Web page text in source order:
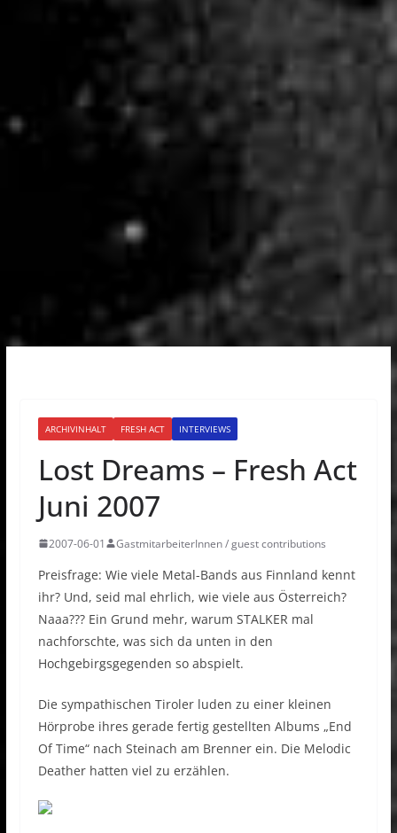
ARCHIVINHALT FRESH ACT INTERVIEWS
Lost Dreams – Fresh Act
Juni 2007
2007-06-01 GastmitarbeiterInnen / guest contributions
Preisfrage: Wie viele Metal-Bands aus Finnland kennt
ihr? Und, seid mal ehrlich, wie viele aus Österreich?
Naaa??? Ein Grund mehr, warum STALKER mal
nachforschte, was sich da unten in den
Hochgebirgsgegenden so abspielt.
Die sympathischen Tiroler luden zu einer kleinen
Hörprobe ihres gerade fertig gestellten Albums „End
Of Time“ nach Steinach am Brenner ein. Die Melodic
Deather hatten viel zu erzählen.